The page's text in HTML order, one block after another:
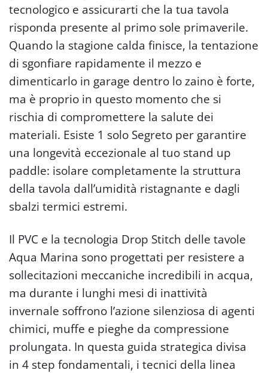
tecnologico e assicurarti che la tua tavola
risponda presente al primo sole primaverile.
Quando la stagione calda finisce, la tentazione
di sgonfiare rapidamente il mezzo e
dimenticarlo in garage dentro lo zaino è forte,
ma è proprio in questo momento che si
rischia di compromettere la salute dei
materiali. Esiste 1 solo Segreto per garantire
una longevità eccezionale al tuo stand up
paddle: isolare completamente la struttura
della tavola dall’umidità ristagnante e dagli
sbalzi termici estremi.
Il PVC e la tecnologia Drop Stitch delle tavole
Aqua Marina sono progettati per resistere a
sollecitazioni meccaniche incredibili in acqua,
ma durante i lunghi mesi di inattività
invernale soffrono l’azione silenziosa di agenti
chimici, muffe e pieghe da compressione
prolungata. In questa guida strategica divisa
in 4 step fondamentali, i tecnici della linea